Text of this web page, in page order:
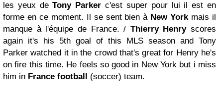
les yeux deTony Parker c'est super pour lui il est en
forme en ce moment. Il se sent bien à New Yorkmais il
manque à l'équipe de France./ Thierry Henryscores
again it's his 5th goal of this MLS season and Tony
Parker watched it in the crowd that's great for Henry he's
on fire this time. He feels so good in New York but i miss
him in France football (soccer) team.